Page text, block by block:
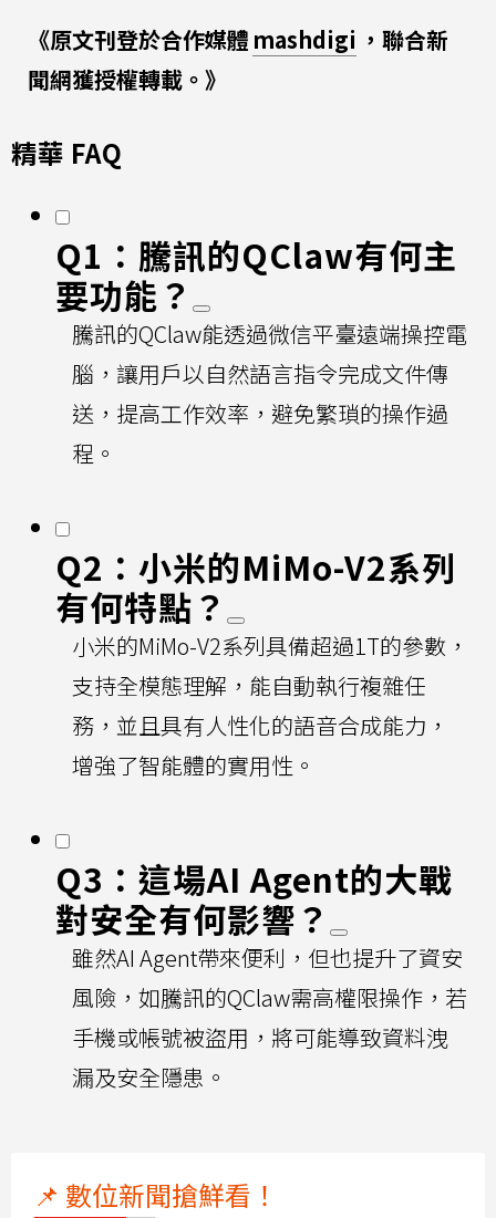
《原文刊登於合作媒體 mashdigi ，聯合新
聞網獲授權轉載。》
精華 FAQ
Q1：騰訊的QClaw有何主
要功能？
騰訊的QClaw能透過微信平臺遠端操控電
腦，讓用戶以自然語言指令完成文件傳
送，提高工作效率，避免繁瑣的操作過
程。
Q2：小米的MiMo-V2系列
有何特點？
小米的MiMo-V2系列具備超過1T的參數，
支持全模態理解，能自動執行複雜任
務，並且具有人性化的語音合成能力，
增強了智能體的實用性。
Q3：這場AI Agent的大戰
對安全有何影響？
雖然AI Agent帶來便利，但也提升了資安
風險，如騰訊的QClaw需高權限操作，若
手機或帳號被盜用，將可能導致資料洩
漏及安全隱患。
📌 數位新聞搶鮮看！